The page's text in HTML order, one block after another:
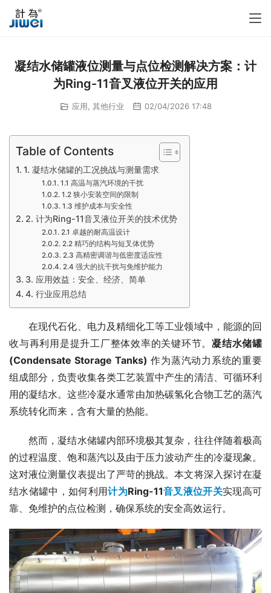
凝结水储罐液位测量与点位检测解决方案：计
为Ring-11音叉液位开关的应用
应用 其他行业 02/04/2026 17:48
Table of Contents
1. 凝结水储罐的工况挑战与测量需求
1.1 高温与蒸汽环境的干扰
1.2 狭小安装空间的限制
1.3 维护成本与安全性
2. 计为Ring-11音叉液位开关的技术优势
2.1 卓越的耐高温设计
2.2 精巧的结构与短叉体优势
2.3 高精密调谐与低密度适应性
2.4 强大的抗干扰与免维护能力
3. 应用效益：安全、经济、简单
4. 行业应用总结
在现代石化、电力及精细化工等工业领域中，能源的回
收与再利用是提升工厂整体效率的关键环节。 凝结水储罐
(Condensate Storage Tanks) 作为蒸汽动力系统的重要
组成部分，负责收集各类工艺装置中产生的清洁、可循环利
用的凝结水。这些冷凝水通常由加热碳氢化合物工艺的蒸汽
系统转化而来，含有大量的热能。
然而，凝结水储罐内部环境极其复杂，往往伴随着极高
的过程温度、饱和蒸汽以及由于压力波动产生的冷凝现象。
这对液位测量仪表提出了严苛的挑战。本文将深入探讨在凝
结水储罐中，如何利用计为Ring-11音叉液位开关实现高可
靠、免维护的点位检测，确保系统的安全高效运行。